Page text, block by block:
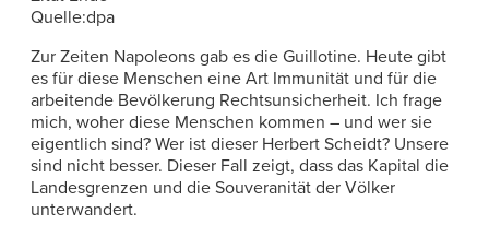
Quelle:dpa
Zur Zeiten Napoleons gab es die Guillotine. Heute gibt
es für diese Menschen eine Art Immunität und für die
arbeitende Bevölkerung Rechtsunsicherheit. Ich frage
mich, woher diese Menschen kommen – und wer sie
eigentlich sind? Wer ist dieser Herbert Scheidt? Unsere
sind nicht besser. Dieser Fall zeigt, dass das Kapital die
Landesgrenzen und die Souveranität der Völker
unterwandert.